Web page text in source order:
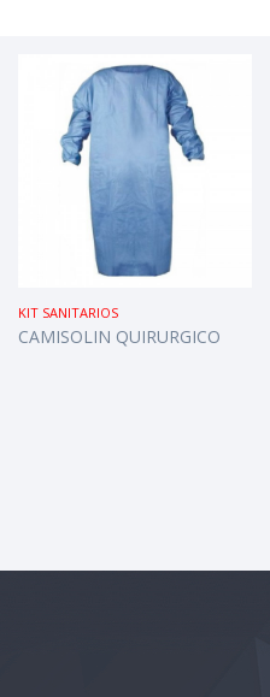
KIT SANITARIOS
CAMISOLIN QUIRURGICO